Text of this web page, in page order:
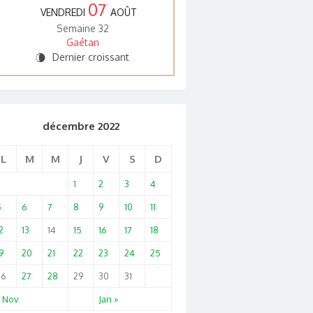
VENDREDI 07 AOÛT
Semaine 32
Gaétan
V Dernier croissant
décembre 2022
L M M J V S D
Nov Jan »
1 2 3 4
6 7 8 9 10 11
13 14 15 16 17 18
20 21 22 23 24 25
27 28 29 30 31